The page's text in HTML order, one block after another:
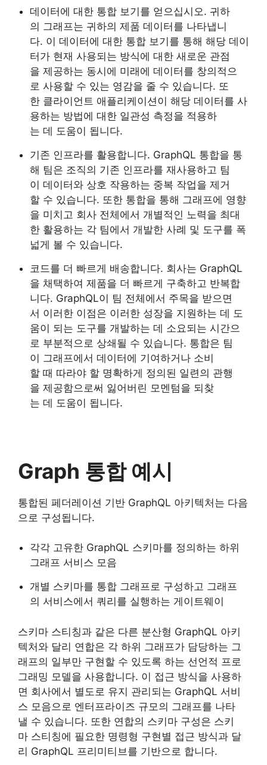
데이터에 대한 통합 보기를 얻으십시오. 귀하
의 그래프는 귀하의 제품 데이터를 나타냅니
다. 이 데이터에 대한 통합 보기를 통해 해당 데이
터가 현재 사용되는 방식에 대한 새로운 관점
을 제공하는 동시에 미래에 데이터를 창의적으
로 사용할 수 있는 영감을 줄 수 있습니다. 또
한 클라이언트 애플리케이션이 해당 데이터를 사
용하는 방법에 대한 일관성 측정을 적용하
는 데 도움이 됩니다.
기존 인프라를 활용합니다. GraphQL 통합을 통
해 팀은 조직의 기존 인프라를 재사용하고 팀
이 데이터와 상호 작용하는 중복 작업을 제거
할 수 있습니다. 또한 통합을 통해 그래프에 영향
을 미치고 회사 전체에서 개별적인 노력을 최대
한 활용하는 각 팀에서 개발한 사례 및 도구를 폭
넓게 볼 수 있습니다.
코드를 더 빠르게 배송합니다. 회사는 GraphQL
을 채택하여 제품을 더 빠르게 구축하고 반복합
니다. GraphQL이 팀 전체에서 주목을 받으면
서 이러한 이점은 이러한 성장을 지원하는 데 도
움이 되는 도구를 개발하는 데 소요되는 시간으
로 부분적으로 상쇄될 수 있습니다. 통합은 팀
이 그래프에서 데이터에 기여하거나 소비
할 때 따라야 할 명확하게 정의된 일련의 관행
을 제공함으로써 잃어버린 모멘텀을 되찾
는 데 도움이 됩니다.
Graph 통합 예시
통합된 페더레이션 기반 GraphQL 아키텍처는 다음
으로 구성됩니다.
각각 고유한 GraphQL 스키마를 정의하는 하위
그래프 서비스 모음
개별 스키마를 통합 그래프로 구성하고 그래프
의 서비스에서 쿼리를 실행하는 게이트웨이
스키마 스티칭과 같은 다른 분산형 GraphQL 아키
텍처와 달리 연합은 각 하위 그래프가 담당하는 그
래프의 일부만 구현할 수 있도록 하는 선언적 프로
그래밍 모델을 사용합니다. 이 접근 방식을 사용하
면 회사에서 별도로 유지 관리되는 GraphQL 서비
스 모음으로 엔터프라이즈 규모의 그래프를 나타
낼 수 있습니다. 또한 연합의 스키마 구성은 스키
마 스티칭에 필요한 명령형 구현별 접근 방식과 달
리 GraphQL 프리미티브를 기반으로 합니다.